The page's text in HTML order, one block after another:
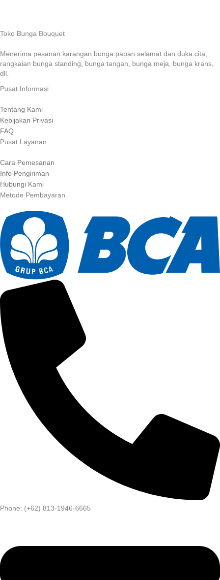
Toko Bunga Bouquet
Menerima pesanan karangan bunga papan selamat dan duka cita,
rangkaian bunga standing, bunga tangan, bunga meja, bunga krans,
dll.
Pusat Informasi
Tentang Kami
Kebijakan Privasi
FAQ
Pusat Layanan
Cara Pemesanan
Info Pengiriman
Hubungi Kami
Metode Pembayaran
Phone: (+62) 813-1946-6665